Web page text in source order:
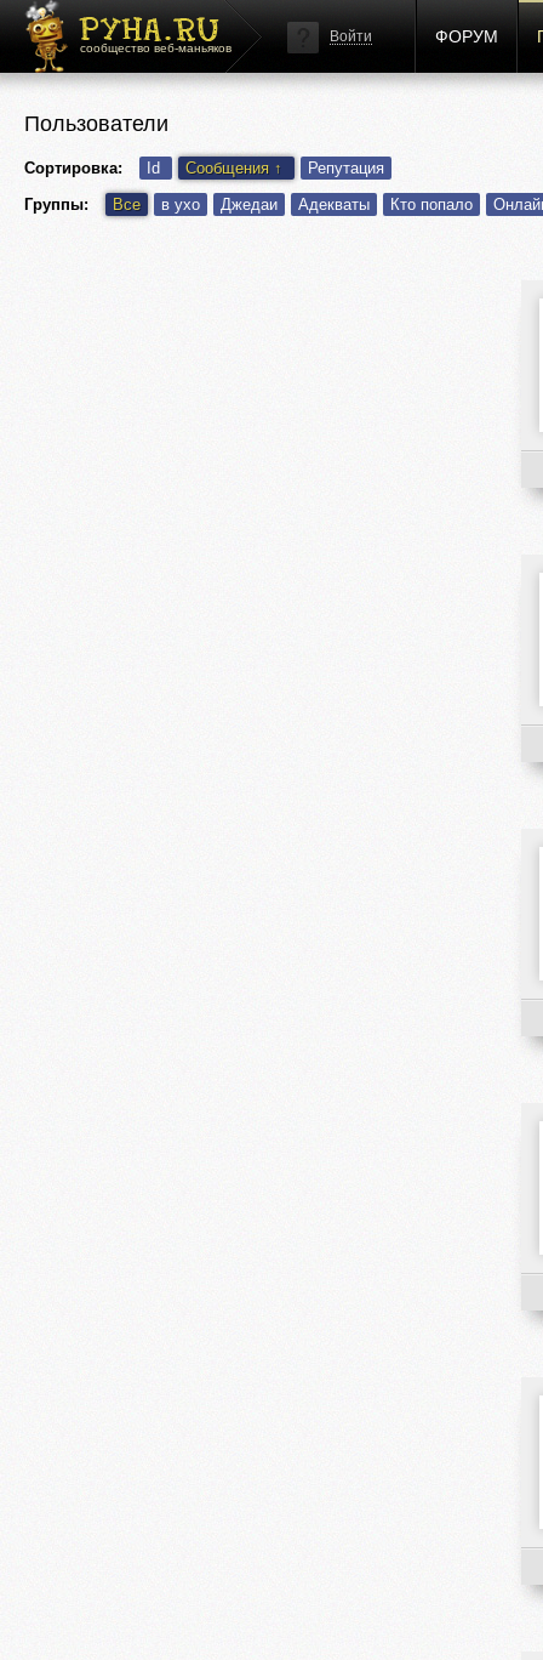
сообщество веб-маньяков
Войти ФОРУМ
Пользователи
Сортировка: Id Сообщения ↑
Репутация
Группы:
Все в ухо Джедаи Адекваты Кто попало